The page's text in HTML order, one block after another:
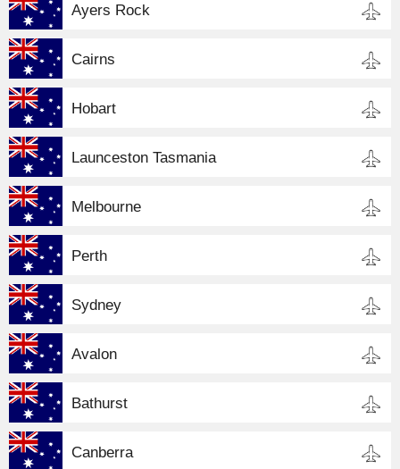
Ayers Rock
Cairns
Hobart
Launceston Tasmania
Melbourne
Perth
Sydney
Avalon
Bathurst
Canberra